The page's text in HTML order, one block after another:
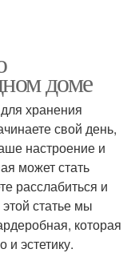
доме
хранения
свой день,
настроение и
может стать
расслабиться и
статье мы
которая
и эстетику.